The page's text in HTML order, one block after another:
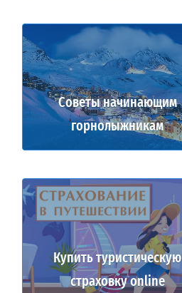
Советы начинающим
горнолыжникам
Купить туристическую
страховку online